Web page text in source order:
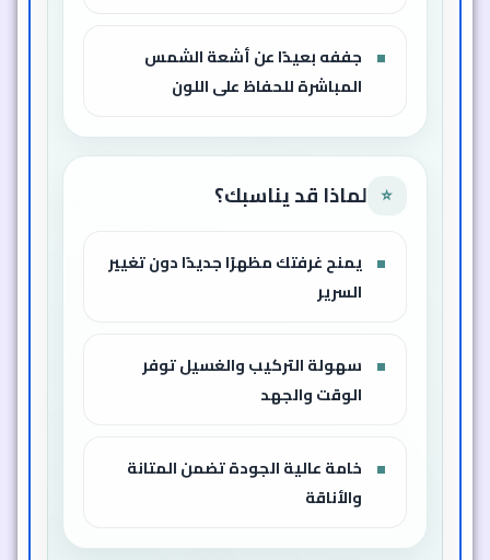
جففه بعيدًا عن أشعة الشمس
المباشرة للحفاظ على اللون
⭐ لماذا قد يناسبك؟
يمنح غرفتك مظهرًا جديدًا دون تغيير
السرير
سهولة التركيب والغسيل توفر
الوقت والجهد
خامة عالية الجودة تضمن المتانة
والأناقة